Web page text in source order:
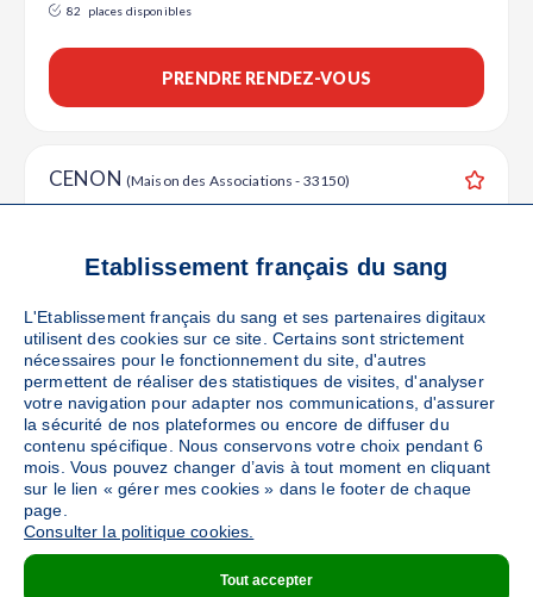
82 places disponibles
PRENDRE RENDEZ-VOUS
CENON (Maison des Associations - 33150)
places disponibles
PRENDRE RENDEZ-VOUS
LORMONT(Espace Brassens Camus - 33310)
Collecte Mobile Sang
Le lundi 28 septembre de 15h30 à 19h
Etablissement français du sang
L'Etablissement français du sang et ses partenaires digitaux
utilisent des cookies sur ce site. Certains sont strictement
nécessaires pour le fonctionnement du site, d'autres
permettent de réaliser des statistiques de visites, d'analyser
votre navigation pour adapter nos communications, d'assurer
la sécurité de nos plateformes ou encore de diffuser du
contenu spécifique. Nous conservons votre choix pendant 6
mois. Vous pouvez changer d’avis à tout moment en cliquant
sur le lien « gérer mes cookies » dans le footer de chaque
page.
Consulter la politique cookies.
Tout accepter